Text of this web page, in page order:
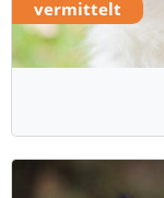
vermittelt